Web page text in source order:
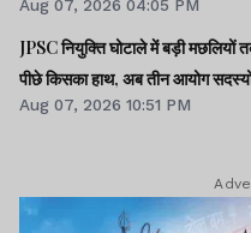
Aug 07, 2026 04:05 PM
JPSC नियुक्ति घोटाले में बड़ी
पीछे किसका हाथ, अब तीन आयोग
Aug 07, 2026 10:51 PM